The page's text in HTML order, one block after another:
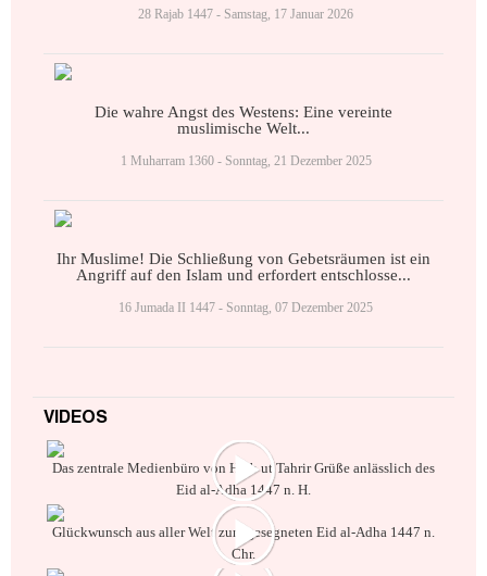
28 Rajab 1447 - Samstag, 17 Januar 2026
Die wahre Angst des Westens: Eine vereinte
muslimische Welt...
1 Muharram 1360 - Sonntag, 21 Dezember 2025
Ihr Muslime! Die Schließung von Gebetsräumen ist ein
Angriff auf den Islam und erfordert entschlosse...
16 Jumada II 1447 - Sonntag, 07 Dezember 2025
VIDEOS
Das zentrale Medienbüro von Hizb ut Tahrir Grüße anlässlich des
Eid al-Adha 1447 n. H.
Glückwunsch aus aller Welt zum gesegneten Eid al-Adha 1447 n.
Chr.